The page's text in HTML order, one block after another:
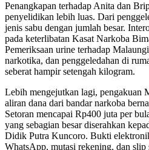
Penangkapan terhadap Anita dan
penyelidikan lebih luas. Dari
jenis sabu dengan jumlah besar.
pada keterlibatan Kasat Narkoba
Pemeriksaan urine terhadap
narkotika, dan penggeledahan di
seberat hampir setengah kilogram.
Lebih mengejutkan lagi, pengakuan
aliran dana dari bandar narkoba
Setoran mencapai Rp400 juta per
yang sebagian besar diserahkan
Didik Putra Kuncoro. Bukti
WhatsApp, mutasi rekening, dan slip